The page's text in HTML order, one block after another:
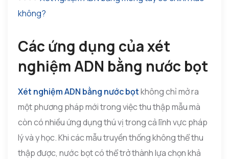
không?
Các ứng dụng của xét
nghiệm ADN bằng nước bọt
Xét nghiệm ADN bằng nước bọtkhông chỉ mở ra
một phương pháp mới trong việc thu thập mẫu mà
còn có nhiều ứng dụng thú vị trong cả lĩnh vực pháp
lý và y học. Khi các mẫu truyền thống không thể thu
thập được, nước bọt có thể trở thành lựa chọn khả